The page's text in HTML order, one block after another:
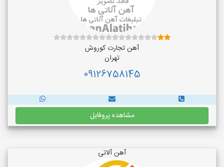
آهن تجارت کوروش
تهران
09126758145
مشاهده پروفایل
آهن آلاتی